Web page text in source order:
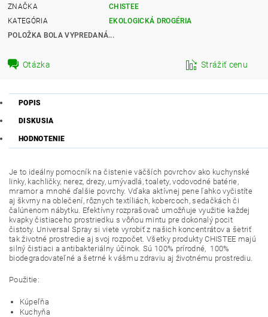
ZNAČKA
CHISTEE
KATEGÓRIA
EKOLOGICKÁ DROGÉRIA
POLOŽKA BOLA VYPREDANÁ...
Otázka Strážiť cenu
POPIS
DISKUSIA
HODNOTENIE
Je to ideálny pomocník na čistenie väčších povrchov ako kuchynské
linky, kachličky, nerez, drezy, umývadlá, toalety, vodovodné batérie,
mramor a mnohé ďalšie povrchy. Vďaka aktívnej pene ľahko vyčistíte
aj škvrny na oblečení, rôznych textíliách, kobercoch, sedačkách či
čalúnenom nábytku. Efektívny rozprašovač umožňuje využitie každej
kvapky čistiaceho prostriedku s vôňou mintu pre dokonalý pocit
čistoty. Universal Spray si viete vyrobiť z našich koncentrátov a šetriť
tak životné prostredie aj svoj rozpočet. Všetky produkty CHISTEE majú
silný čistiaci a antibakteriálny účinok. Sú 100% prírodné, 100%
biodegradovateľné a šetrné k vášmu zdraviu aj životnému prostrediu.
Použitie:
Kúpeľňa
Kuchyňa